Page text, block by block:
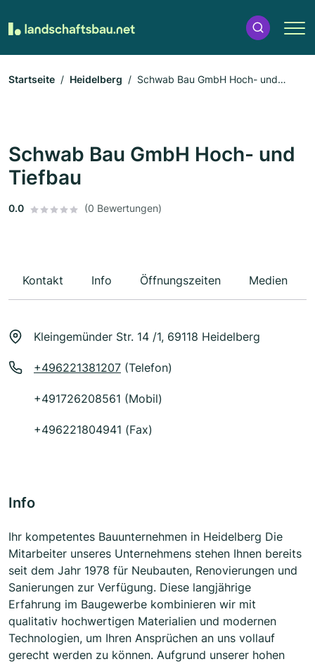
Startseite Heidelberg
Schwab Bau GmbH Hoch- und
Schwab Bau GmbH Hoch- und
Tiefbau
0.0 (0 Bewertungen)
Kontakt Info Öffnungszeiten Medien
Kleingemünder Str. 14 /1, 69118 Heidelberg
+496221381207 (Telefon)
+491726208561 (Mobil)
+496221804941 (Fax)
Info
Ihr kompetentes Bauunternehmen in Heidelberg Die
Mitarbeiter unseres Unternehmens stehen Ihnen bereits
seit dem Jahr 1978 für Neubauten, Renovierungen und
Sanierungen zur Verfügung. Diese langjährige
Erfahrung im Baugewerbe kombinieren wir mit
qualitativ hochwertigen Materialien und modernen
Technologien, um Ihren Ansprüchen an uns vollauf
gerecht werden zu können. Aufgrund unserer hohen